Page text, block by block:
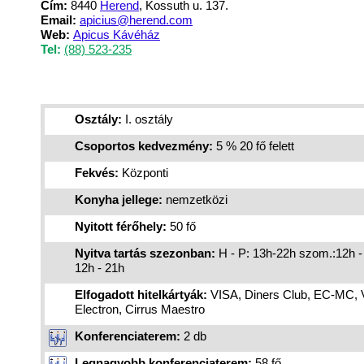
Cím: 8440 Herend, Kossuth u. 137.
Email: apicius@herend.com
Web: Apicus Kávéház
Tel: (88) 523-235
Osztály: I. osztály
Csoportos kedvezmény: 5 % 20 fő felett
Fekvés: Központi
Konyha jellege: nemzetközi
Nyitott férőhely: 50 fő
Nyitva tartás szezonban: H - P: 13h-22h szom.:12h -
12h - 21h
Elfogadott hitelkártyák: VISA, Diners Club, EC-MC,
Electron, Cirrus Maestro
Konferenciaterem: 2 db